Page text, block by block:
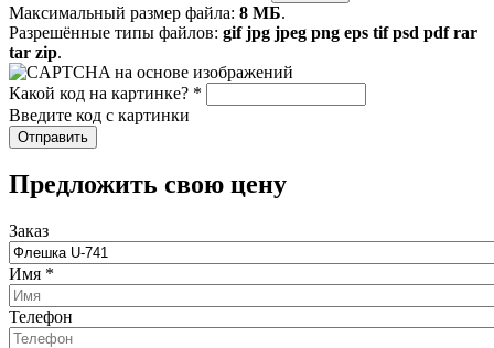
Максимальный размер файла: 8 МБ.
Разрешённые типы файлов: gif jpg jpeg png eps tif psd pdf rar
tar zip.
Какой код на картинке? *
Введите код с картинки
​Предложить свою цену
Заказ
Имя *
Телефон